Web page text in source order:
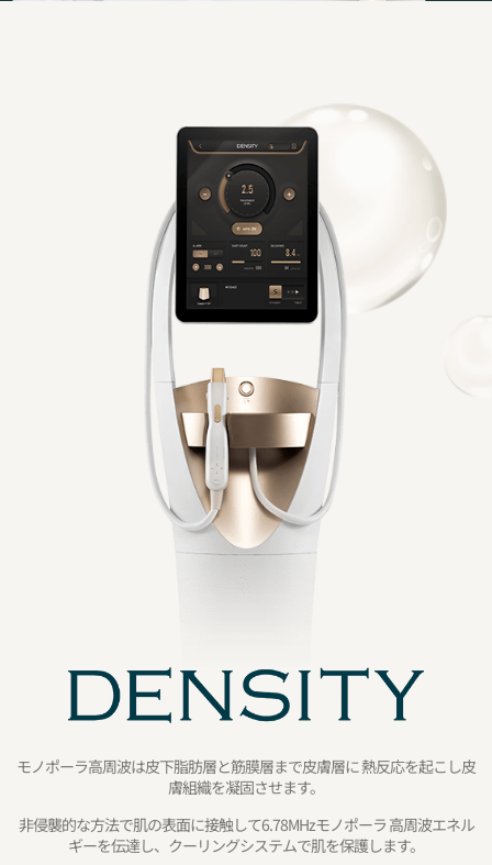
モノポーラ高周波は皮下脂肪層と筋膜層まで皮膚層に 熱反応を起こし皮
膚組織を凝固させます。
非侵襲的な方法で肌の表面に接触して6.78MHzモノポーラ 高周波エネル
ギーを伝達し、クーリングシステムで肌を保護します。